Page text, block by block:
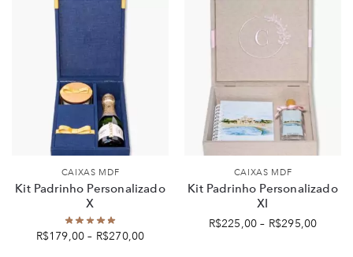
CAIXAS MDF
Kit Padrinho Personalizado
X
R$179,00 – R$270,00
CAIXAS MDF
Kit Padrinho Personalizado
XI
R$225,00 – R$295,00